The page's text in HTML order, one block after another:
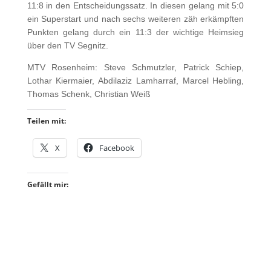
11:8 in den Entscheidungssatz. In diesen gelang mit 5:0
ein Superstart und nach sechs weiteren zäh erkämpften
Punkten gelang durch ein 11:3 der wichtige Heimsieg
über den TV Segnitz.
MTV Rosenheim: Steve Schmutzler, Patrick Schiep,
Lothar Kiermaier, Abdilaziz Lamharraf, Marcel Hebling,
Thomas Schenk, Christian Weiß
Teilen mit:
X Facebook
Gefällt mir: